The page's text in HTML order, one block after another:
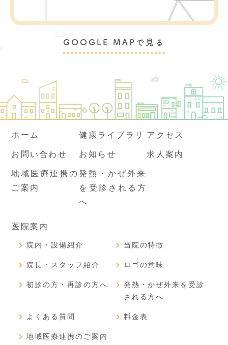
GOOGLE MAPで見る
ホーム 健康ライブラリ アクセス
お問い合わせ お知らせ 求人案内
地域医療連携の
ご案内
発熱・かぜ外来
を受診される方
へ
医院案内
院内・設備紹介 当院の特徴
院長・スタッフ紹介 ロゴの意味
初診の方・再診の方へ
発熱・かぜ外来を受診
される方へ
よくある質問 料金表
地域医療連携のご案内